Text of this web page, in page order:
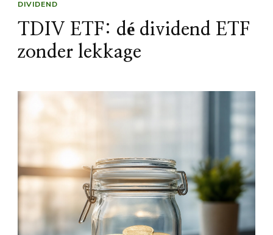
DIVIDEND
TDIV ETF: dé dividend ETF
zonder lekkage